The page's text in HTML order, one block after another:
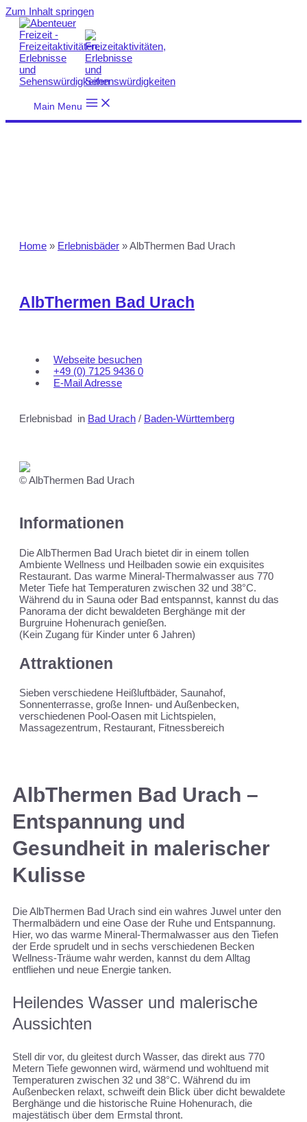
Zum Inhalt springen
Main Menu
Home » Erlebnisbäder »AlbThermen Bad Urach
AlbThermen Bad Urach
Webseite besuchen
+49 (0) 7125 9436 0
E-Mail Adresse
Erlebnisbad in Bad Urach / Baden-Württemberg
© AlbThermen Bad Urach
Informationen
Die AlbThermen Bad Urach bietet dir in einem tollen
Ambiente Wellness und Heilbaden sowie ein exquisites
Restaurant. Das warme Mineral-Thermalwasser aus 770
Meter Tiefe hat Temperaturen zwischen 32 und 38°C.
Während du in Sauna oder Bad entspannst, kannst du das
Panorama der dicht bewaldeten Berghänge mit der
Burgruine Hohenurach genießen.
(Kein Zugang für Kinder unter 6 Jahren)
Attraktionen
Sieben verschiedene Heißluftbäder, Saunahof,
Sonnenterrasse, große Innen- und Außenbecken,
verschiedenen Pool-Oasen mit Lichtspielen,
Massagezentrum, Restaurant, Fitnessbereich
AlbThermen Bad Urach –
Entspannung und
Gesundheit in malerischer
Kulisse
Die AlbThermen Bad Urach sind ein wahres Juwel unter den
Thermalbädern und eine Oase der Ruhe und Entspannung.
Hier, wo das warme Mineral-Thermalwasser aus den Tiefen
der Erde sprudelt und in sechs verschiedenen Becken
Wellness-Träume wahr werden, kannst du dem Alltag
entfliehen und neue Energie tanken.
Heilendes Wasser und malerische
Aussichten
Stell dir vor, du gleitest durch Wasser, das direkt aus 770
Metern Tiefe gewonnen wird, wärmend und wohltuend mit
Temperaturen zwischen 32 und 38°C. Während du im
Außenbecken relaxt, schweift dein Blick über dicht bewaldete
Berghänge und die historische Ruine Hohenurach, die
majestätisch über dem Ermstal thront.